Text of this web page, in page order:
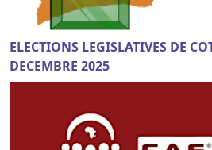
ELECTIONS LEGISLATIVES DE
DECEMBRE 2025